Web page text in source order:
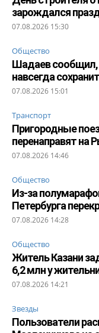
зарождался
07.08.2026 15:30
Общество
Шадаев сообщил,
навсегда
07.08.2026 15:01
Транспорт
Пригородные
перенаправят на
07.08.2026 14:46
Общество
Из-за
Петербурга
07.08.2026 14:28
Общество
Житель Казани
6,2 млн у
07.08.2026 14:21
Звезды
Пользователи